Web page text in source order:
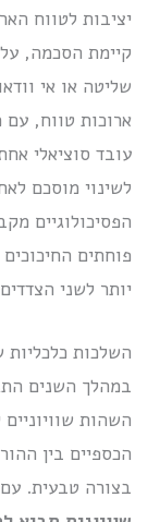
יציבות לטווח
קיימת הסכמה,
שליטה או אי
ארוכות טווח, עם
עובד סוציאלי
לשינוי מוסכם
הפסיכולוגיים
פוחתים
יותר לשני
השלכות כלכליות
במהלך השנים
השהות
הכספיים בין
בצורה טבעית.